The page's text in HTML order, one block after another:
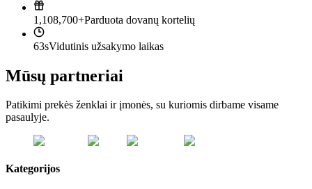
1,108,700+Parduota dovanų kortelių
63sVidutinis užsakymo laikas
Mūsų partneriai
Patikimi prekės ženklai ir įmonės, su kuriomis dirbame visame
pasaulyje.
Kategorijos